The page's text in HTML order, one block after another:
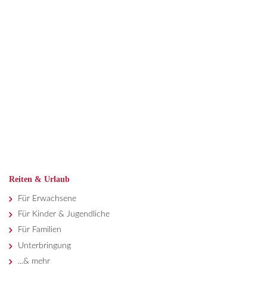
Reiten & Urlaub
Für Erwachsene
Für Kinder & Jugendliche
Für Familien
Unterbringung
...& mehr